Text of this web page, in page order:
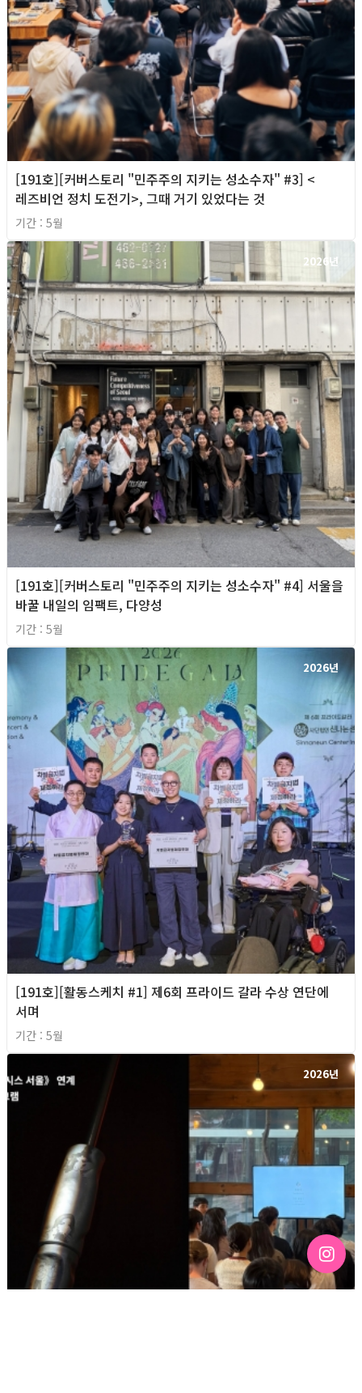
[191호][커버스토리 "민주주의 지키는 성소수자" #3] <
레즈비언 정치 도전기>, 그때 거기 있었다는 것
기간 : 5월
2026년
[191호][커버스토리 "민주주의 지키는 성소수자" #4] 서울을
바꿀 내일의 임팩트, 다양성
기간 : 5월
2026년
[191호][활동스케치 #1] 제6회 프라이드 갈라 수상 연단에
서며
기간 : 5월
2026년